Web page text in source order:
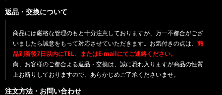
返品・交換について
商品には厳格な管理のもと十分注意しておりますが、万一不都合がござ
いましたら誠意をもって対応させていただきます。お気付きの点は、 商
品到着後7日以内にTEL、またはE-mailにてご連絡ください。
尚、お客様のご都合よる返品・交換は、誠に恐れ入りますが商品の性質
上お断りしておりますので、あらかじめご了承くださいませ。
注文方法・お問い合わせ